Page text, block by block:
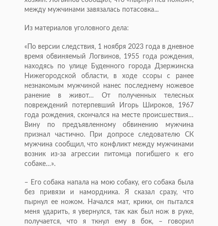
между мужчинами завязалась потасовка...
Из материалов уголовного дела:
«По версии следствия, 1 ноября 2023 года в дневное
время обвиняемый Логвинов, 1955 года рождения,
находясь по улице Буденного города Дзержинска
Нижегородской области, в ходе ссоры с ранее
незнакомым мужчиной нанес последнему ножевое
ранение в живот… От полученных телесных
повреждений потерпевший Игорь Широков, 1967
года рождения, скончался на месте происшествия…
Вину по предъявленному обвинению мужчина
признал частично. При допросе следователю СК
мужчина сообщил, что конфликт между мужчинами
возник из-за агрессии питомца погибшего к его
собаке…».
– Его собака напала на мою собаку, его собака была
без привязи и намордника. Я сказал сразу, что
пырнул ее ножом. Начался мат, крики, он пытался
меня ударить, я увернулся, так как был нож в руке,
получается, что я ткнул ему в бок, – говорил